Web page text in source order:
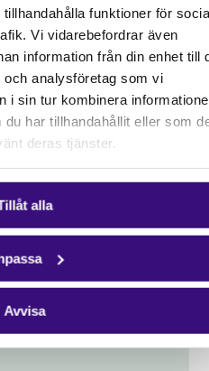
funktioner för
Vi vidarebefordrar även
information från din enhet till
analysföretag som vi
i sin tur kombinera
har tillhandahållit eller som
deras tjänster.
alla
Avvisa
med intressanta
bland annat
Lillemets!
information och
events/